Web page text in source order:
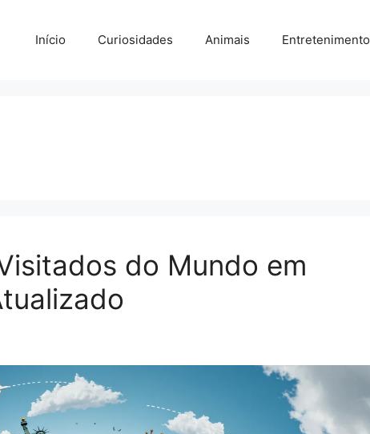
Início Curiosidades Animais Entretenimento
do Mundo em